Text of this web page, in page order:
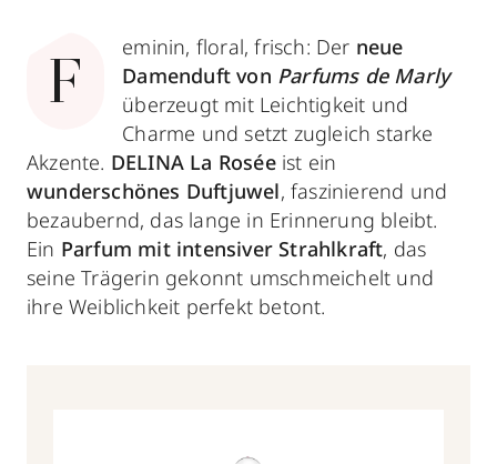
F
eminin, floral, frisch: Der neue
Damenduft von Parfums de Marly
überzeugt mit Leichtigkeit und
Charme und setzt zugleich starke
Akzente. DELINA La Rosée ist ein
wunderschönes Duftjuwel, faszinierend und
bezaubernd, das lange in Erinnerung bleibt.
Ein Parfum mit intensiver Strahlkraft, das
seine Trägerin gekonnt umschmeichelt und
ihre Weiblichkeit perfekt betont.